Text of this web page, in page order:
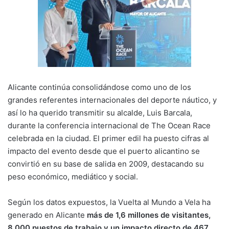
o
o
k
p
p
m
tir
Alicante continúa consolidándose como uno de los
grandes referentes internacionales del deporte náutico, y
así lo ha querido transmitir su alcalde, Luis Barcala,
durante la conferencia internacional de The Ocean Race
celebrada en la ciudad. El primer edil ha puesto cifras al
impacto del evento desde que el puerto alicantino se
convirtió en su base de salida en 2009, destacando su
peso económico, mediático y social.
Según los datos expuestos, la Vuelta al Mundo a Vela ha
generado en Alicante más de 1,6 millones de visitantes,